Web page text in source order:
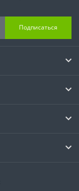
Подписаться